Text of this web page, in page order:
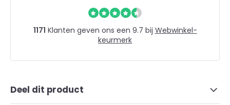
1171 Klanten geven ons een 9.7 bij Webwinkel-
keurmerk
Deel dit product